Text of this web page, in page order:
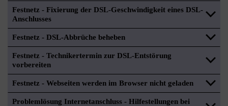
Festnetz - Fixierung der DSL-Geschwindigkeit eines DSL-
Anschlusses
Festnetz - DSL-Abbrüche beheben
Festnetz - Technikertermin zur DSL-Entstörung
vorbereiten
Festnetz - Webseiten werden im Browser nicht geladen
Problemlösung Internetanschluss - Hilfestellungen bei